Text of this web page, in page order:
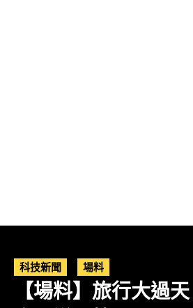
科技新聞 場料
【場料】旅行大過